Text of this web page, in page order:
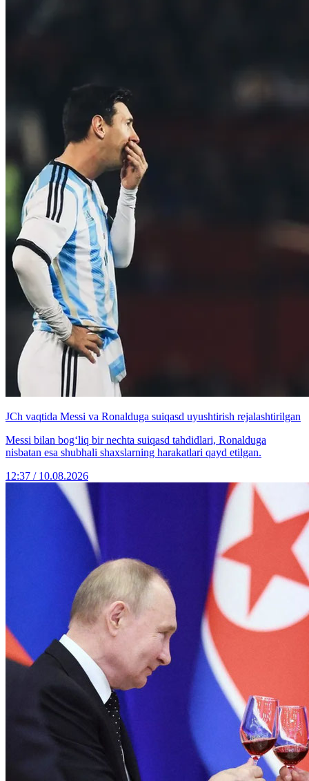
JCh vaqtida Messi va Ronalduga suiqasd uyushtirish rejalashtirilgan
Messi bilan bog‘liq bir nechta suiqasd tahdidlari, Ronalduga
nisbatan esa shubhali shaxslarning harakatlari qayd etilgan.
12:37 / 10.08.2026